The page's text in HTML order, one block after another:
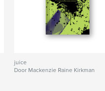
juice
Door Mackenzie Raine Kirkman